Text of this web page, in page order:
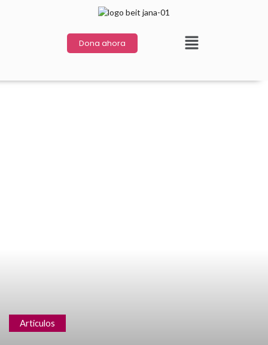
Dona ahora
Articulos